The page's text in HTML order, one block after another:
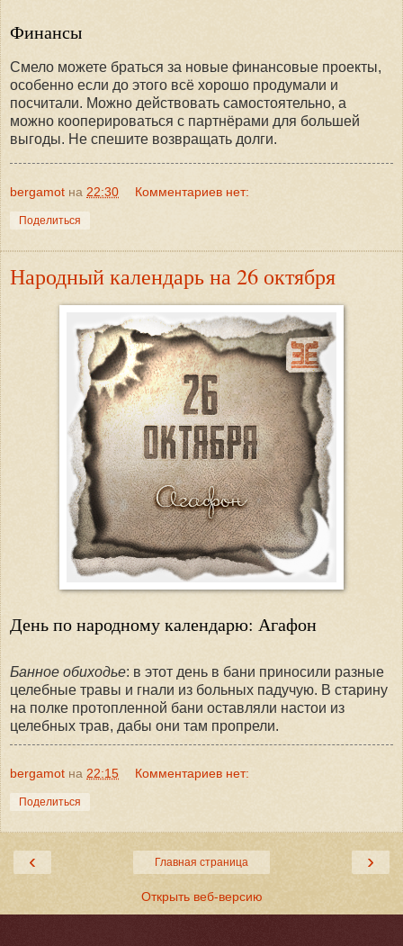
Финансы
Смело можете браться за новые финансовые проекты,
особенно если до этого всё хорошо продумали и
посчитали. Можно действовать самостоятельно, а
можно кооперироваться с партнёрами для большей
выгоды. Не спешите возвращать долги.
bergamot на 22:30 Комментариев нет:
Поделиться
Народный календарь на 26 октября
День по народному календарю: Агафон
Банное обиходье: в этот день в бани приносили разные
целебные травы и гнали из больных падучую. В старину
на полке протопленной бани оставляли настои из
целебных трав, дабы они там пропрели.
bergamot на 22:15 Комментариев нет:
Поделиться
‹ ›
Главная страница
Открыть веб-версию